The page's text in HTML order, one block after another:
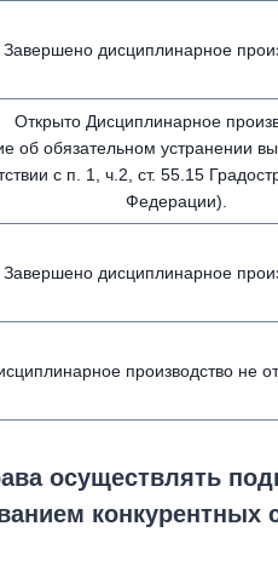
Завершено дисциплинарное
Открыто Дисциплинарное
об обязательном устранении
с п. 1, ч.2, ст. 55.15
Федерации).
Завершено дисциплинарное
производство не
осуществлять
конкурентных